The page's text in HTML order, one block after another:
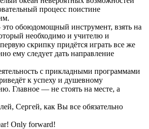
процесс поистине
обоюдомощный инструмент, взять на
необходимо и учителю и
скрипку придётся играть все же
ему следует дать направление
с прикладными программами
к успеху и душевному
Главное — не стоять на месте, а
Сергей, как Вы все обязательно
Only forward!